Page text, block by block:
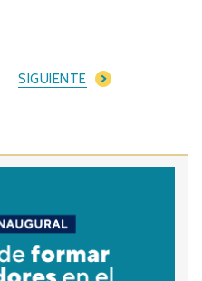
SIGUIENTE